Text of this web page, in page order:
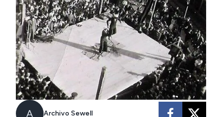
A Archivo Sewell